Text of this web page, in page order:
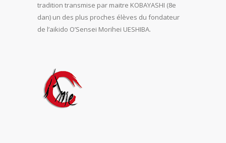
tradition transmise par maitre KOBAYASHI (8e
dan) un des plus proches élèves du fondateur
de l’aikido O’Sensei Morihei UESHIBA.